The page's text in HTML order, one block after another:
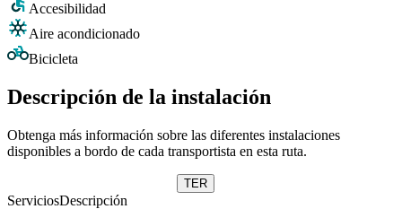
Accesibilidad
Aire acondicionado
Bicicleta
Descripción de la instalación
Obtenga más información sobre las diferentes instalaciones
disponibles a bordo de cada transportista en esta ruta.
TER
ServiciosDescripción